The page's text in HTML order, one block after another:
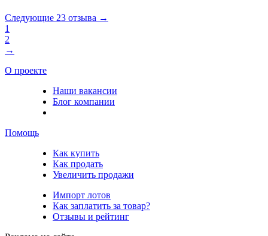
Следующие 23 отзыва →
1
2
→
О проекте
Наши вакансии
Блог компании
Помощь
Как купить
Как продать
Увеличить продажи
Импорт лотов
Как заплатить за товар?
Отзывы и рейтинг